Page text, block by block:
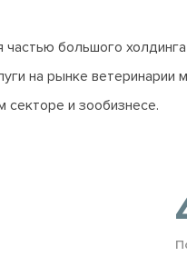
большого
на рынке ветеринарии
секторе и зообизнесе.